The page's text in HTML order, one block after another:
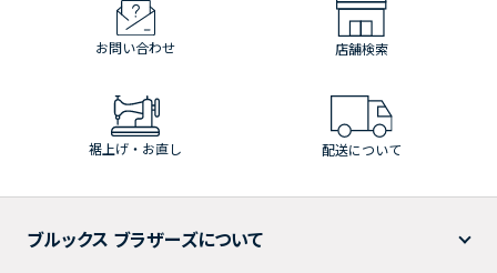
お問い合わせ 店舗検索
裾上げ・お直し 配送について
ブルックス ブラザーズについて